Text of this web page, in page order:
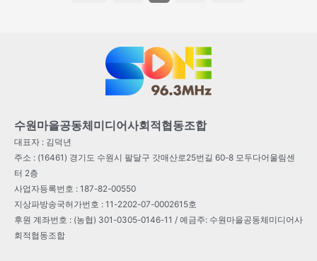
수원마을공동체미디어사회적협동조합
대표자 : 김덕년
주소 : (16461) 경기도 수원시 팔달구 갓매산로25번길 60-8 모두다어울림센
터 2층
사업자등록번호 : 187-82-00550
지상파방송국허가번호 : 11-2202-07-0002615호
후원 계좌번호 : (농협) 301-0305-0146-11 / 예금주: 수원마을공동체미디어사
회적협동조합